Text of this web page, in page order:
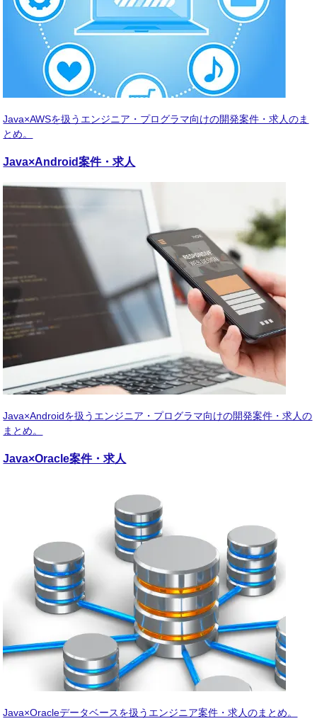
Java×AWSを扱うエンジニア・プログラマ向けの開発案件・求人のま
とめ。
Java×Android案件・求人
Java×Androidを扱うエンジニア・プログラマ向けの開発案件・求人の
まとめ。
Java×Oracle案件・求人
Java×Oracleデータベースを扱うエンジニア案件・求人のまとめ。